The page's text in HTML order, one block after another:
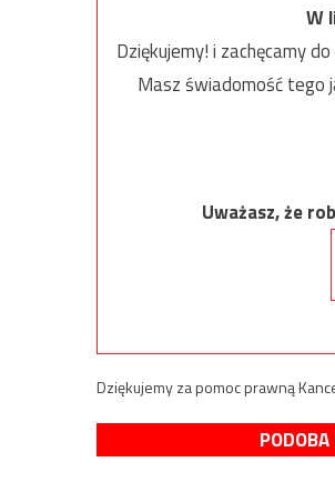
W
Dziękujemy! i zachęcamy
Masz świadomość tego
Uważasz, że
Dziękujemy za pomoc prawną